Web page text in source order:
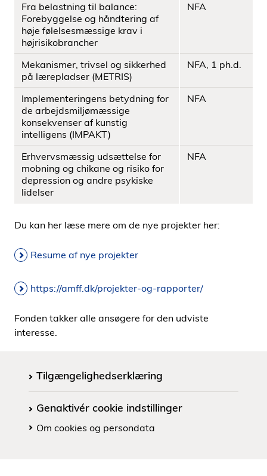
Fra belastning til balance:
Forebyggelse og håndtering af
høje følelsesmæssige krav i
højrisikobrancher
NFA
Mekanismer, trivsel og sikkerhed
på lærepladser (METRIS)
NFA, 1 ph.d.
Implementeringens betydning for
de arbejdsmiljømæssige
konsekvenser af kunstig
intelligens (IMPAKT)
NFA
Erhvervsmæssig udsættelse for
mobning og chikane og risiko for
depression og andre psykiske
lidelser
NFA
Du kan her læse mere om de nye projekter her:
Resume af nye projekter
https://amff.dk/projekter-og-rapporter/
Fonden takker alle ansøgere for den udviste
interesse.
Tilgængelighedserklæring
Genaktivér cookie indstillinger
Om cookies og persondata